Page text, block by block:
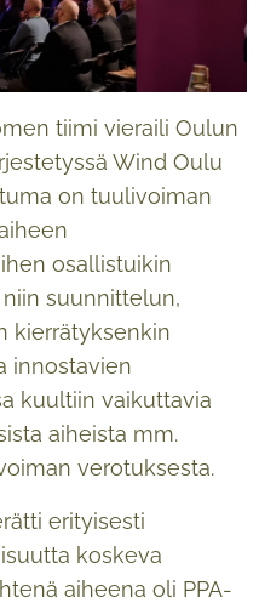
tiimi vieraili Oulun
Wind Oulu
on tuulivoiman
osallistuikin
suunnittelun,
kierrätyksenkin
innostavien
kuultiin vaikuttavia
aiheista mm.
verotuksesta.
erityisesti
koskeva
aiheena oli PPA-